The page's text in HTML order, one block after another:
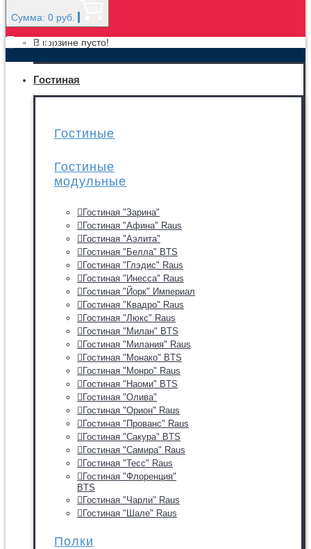
Сумма: 0 руб.
В корзине пусто!
МЕНЮ
Гостиная
Гостиные
Гостиные
модульные
Гостиная "Зарина"
Гостиная "Афина" Raus
Гостиная "Аэлита"
Гостиная "Белла" BTS
Гостиная "Глэдис" Raus
Гостиная "Инесса" Raus
Гостиная "Йорк" Империал
Гостиная "Квадро" Raus
Гостиная "Люкс" Raus
Гостиная "Милан" BTS
Гостиная "Милания" Raus
Гостиная "Монако" BTS
Гостиная "Монро" Raus
Гостиная "Наоми" BTS
Гостиная "Олива"
Гостиная "Орион" Raus
Гостиная "Прованс" Raus
Гостиная "Сакура" BTS
Гостиная "Самира" Raus
Гостиная "Тесс" Raus
Гостиная "Флоренция"
BTS
Гостиная "Чарли" Raus
Гостиная "Шале" Raus
Полки